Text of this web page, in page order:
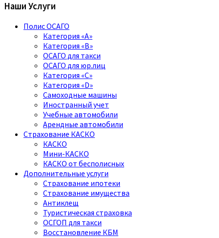
Наши Услуги
Полис ОСАГО
Категория «A»
Категория «B»
ОСАГО для такси
ОСАГО для юр.лиц
Категория «C»
Категория «D»
Самоходные машины
Иностранный учет
Учебные автомобили
Арендные автомобили
Страхование КАСКО
КАСКО
Мини-КАСКО
КАСКО от бесполисных
Дополнительные услуги
Страхование ипотеки
Страхование имущества
Антиклещ
Туристическая страховка
ОСГОП для такси
Восстановление КБМ